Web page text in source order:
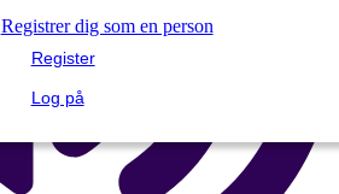
Registrer dig som en person
Register
Log på